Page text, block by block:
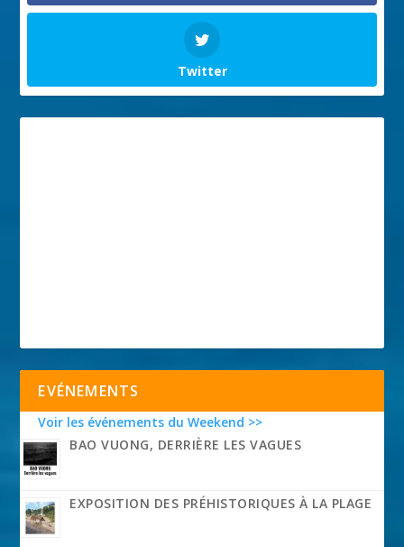
Twitter
EVÉNEMENTS
Voir les événements du Weekend >>
BAO VUONG, DERRIÈRE LES VAGUES
EXPOSITION DES PRÉHISTORIQUES À LA PLAGE